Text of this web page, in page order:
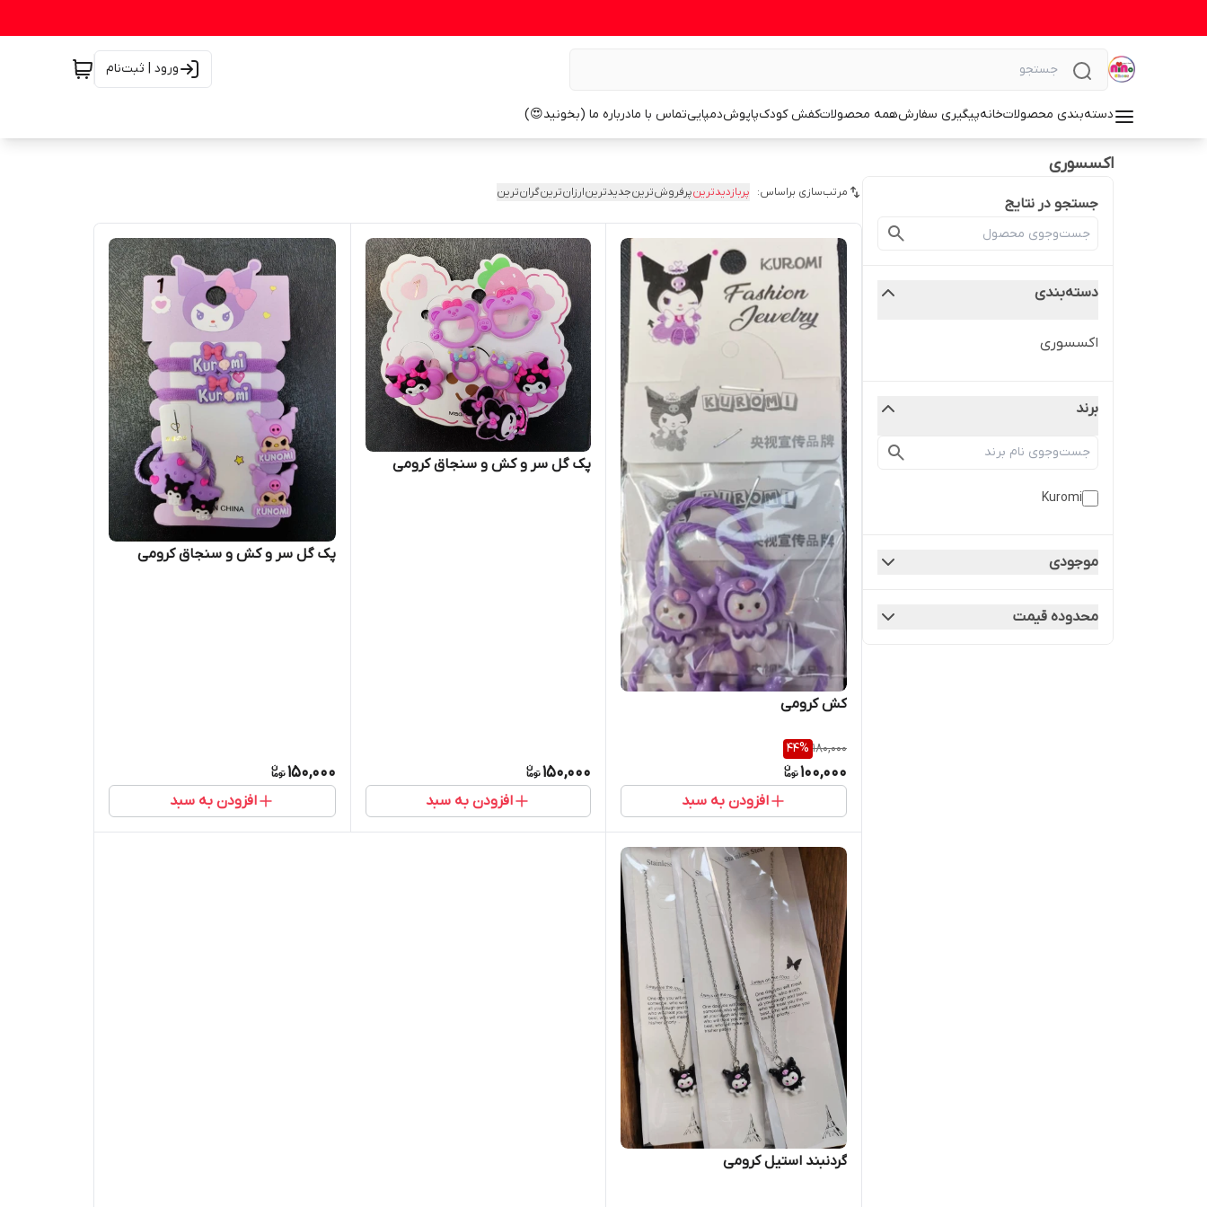
ورود | ثبت‌نام
دسته‌بندی محصولاتخانهپیگیری سفارشهمه محصولاتکفش کودکپاپوشدمپاییتماس با مادرباره ما (بخونید😍)
اکسسوری
جستجو در نتایج
دسته‌بندی
اکسسوری
برند
Kuromi
موجودی
محدوده قیمت
مرتب‌سازی براساس: پربازدیدترینپرفروش‌ترینجدیدترینارزان‌ترینگران‌ترین
کش کرومی
180,000
44%
100,000
افزودن به سبد
پک گل سر و کش و سنجاق کرومی
150,000
افزودن به سبد
پک گل سر و کش و سنجاق کرومی
150,000
افزودن به سبد
گردنبند استیل کرومی